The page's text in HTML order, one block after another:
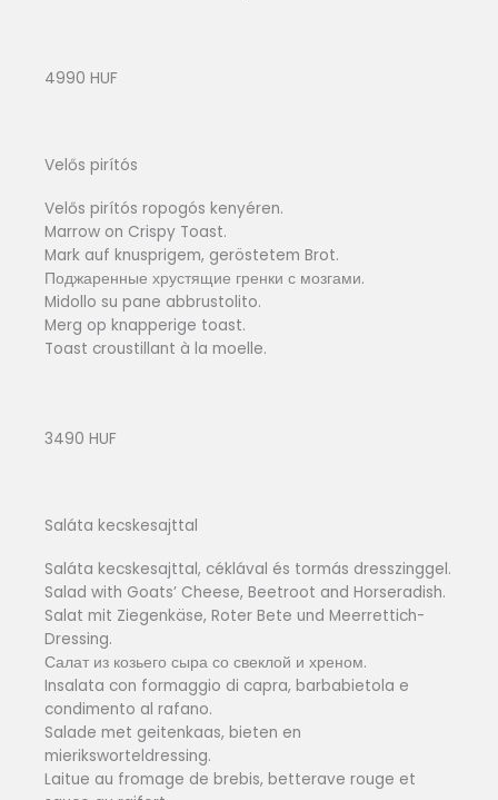
4990 HUF
Velős pirítós
Velős pirítós ropogós kenyéren.
Marrow on Crispy Toast.
Mark auf knusprigem, geröstetem Brot.
Поджаренные хрустящие гренки с мозгами.
Midollo su pane abbrustolito.
Merg op knapperige toast.
Toast croustillant à la moelle.
3490 HUF
Saláta kecskesajttal
Saláta kecskesajttal, céklával és tormás dresszinggel.
Salad with Goats’ Cheese, Beetroot and Horseradish.
Salat mit Ziegenkäse, Roter Bete und Meerrettich-
Dressing.
Салат из козьего сыра со свеклой и хреном.
Insalata con formaggio di capra, barbabietola e
condimento al rafano.
Salade met geitenkaas, bieten en
mieriksworteldressing.
Laitue au fromage de brebis, betterave rouge et